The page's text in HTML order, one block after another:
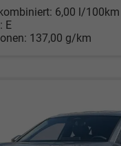
6,00 l/100km
E
137,00 g/km